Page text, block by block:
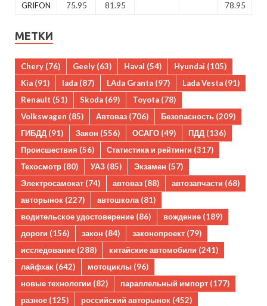
GRIFON
75.95 81.95 78.95
МЕТКИ
Chery (76) Geely (63) Haval (54) Hyundai (105)
Kia (91) lada (87) LAda Granta (97) Lada Vesta (91)
Renault (51) Skoda (69) Toyota (78)
Volkswagen (85) Автоваз (706) Безопасность (209)
ГИБДД (91) Закон (556) ОСАГО (49) ПДД (136)
Происшествия (56) Статистика и рейтинги (317)
Техосмотр (80) УАЗ (85) Экзамен (57)
Электросамокат (74) автоваз (88) автозапчасти (68)
авторынок (227) автошкола(81)
водительское удостоверение (86) вождение (189)
дороги (156) закон (84) законопроект (79)
исследование (288) китайские автомобили (241)
лайфхак (642) мотоциклы (96)
новые технологии (82) параллельный импорт (177)
разное (125) российский авторынок (452)